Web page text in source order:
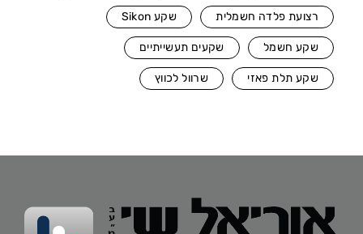
רצועת פלדה חשמלית שקע Sikon
שקע חשמל שקעים תעשייתיים
שקע תלת פאזי שרוול לכווץ